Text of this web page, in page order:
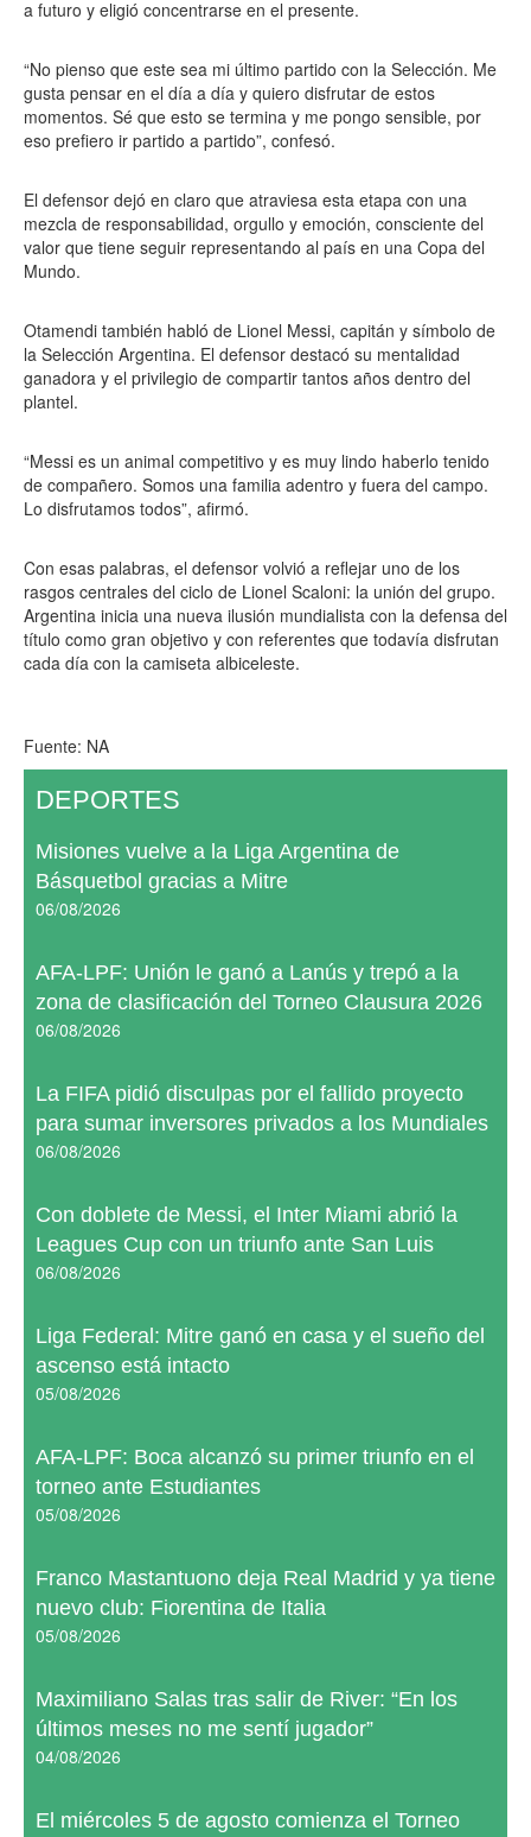
a futuro y eligió concentrarse en el presente.
“No pienso que este sea mi último partido con la Selección. Me
gusta pensar en el día a día y quiero disfrutar de estos
momentos. Sé que esto se termina y me pongo sensible, por
eso prefiero ir partido a partido”, confesó.
El defensor dejó en claro que atraviesa esta etapa con una
mezcla de responsabilidad, orgullo y emoción, consciente del
valor que tiene seguir representando al país en una Copa del
Mundo.
Otamendi también habló de Lionel Messi, capitán y símbolo de
la Selección Argentina. El defensor destacó su mentalidad
ganadora y el privilegio de compartir tantos años dentro del
plantel.
“Messi es un animal competitivo y es muy lindo haberlo tenido
de compañero. Somos una familia adentro y fuera del campo.
Lo disfrutamos todos”, afirmó.
Con esas palabras, el defensor volvió a reflejar uno de los
rasgos centrales del ciclo de Lionel Scaloni: la unión del grupo.
Argentina inicia una nueva ilusión mundialista con la defensa del
título como gran objetivo y con referentes que todavía disfrutan
cada día con la camiseta albiceleste.
Fuente: NA
DEPORTES
Misiones vuelve a la Liga Argentina de
Básquetbol gracias a Mitre
06/08/2026
AFA-LPF: Unión le ganó a Lanús y trepó a la
zona de clasificación del Torneo Clausura 2026
06/08/2026
La FIFA pidió disculpas por el fallido proyecto
para sumar inversores privados a los Mundiales
06/08/2026
Con doblete de Messi, el Inter Miami abrió la
Leagues Cup con un triunfo ante San Luis
06/08/2026
Liga Federal: Mitre ganó en casa y el sueño del
ascenso está intacto
05/08/2026
AFA-LPF: Boca alcanzó su primer triunfo en el
torneo ante Estudiantes
05/08/2026
Franco Mastantuono deja Real Madrid y ya tiene
nuevo club: Fiorentina de Italia
05/08/2026
Maximiliano Salas tras salir de River: “En los
últimos meses no me sentí jugador”
04/08/2026
El miércoles 5 de agosto comienza el Torneo